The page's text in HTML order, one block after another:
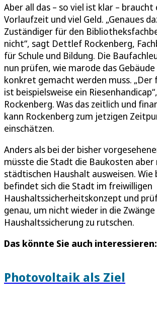
Aber all das – so viel ist klar – braucht
Vorlaufzeit und viel Geld. „Genaues
Zuständiger für den
nicht“, sagt Dettlef Rockenberg,
für Schule und Bildung. Die
nun prüfen, wie marode das
konkret gemacht werden muss. „Der
ist beispielsweise ein
Rockenberg. Was das zeitlich und
kann Rockenberg zum jetzigen
einschätzen.
Anders als bei der bisher
müsste die Stadt die Baukosten aber
städtischen Haushalt ausweisen.
befindet sich die Stadt im freiwilligen
Haushaltssicherheitskonzept und
genau, um nicht wieder in die
Haushaltssicherung zu rutschen.
Das könnte Sie auch interessieren:
Photovoltaik als Ziel